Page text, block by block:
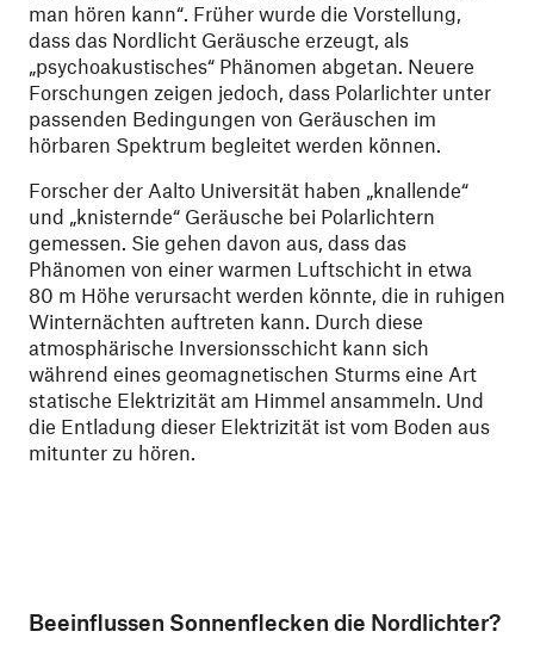
man hören kann“. Früher wurde die Vorstellung,
dass das Nordlicht Geräusche erzeugt, als
„psychoakustisches“ Phänomen abgetan. Neuere
Forschungen zeigen jedoch, dass Polarlichter unter
passenden Bedingungen von Geräuschen im
hörbaren Spektrum begleitet werden können.
Forscher der Aalto Universität haben „knallende“
und „knisternde“ Geräusche bei Polarlichtern
gemessen. Sie gehen davon aus, dass das
Phänomen von einer warmen Luftschicht in etwa
80 m Höhe verursacht werden könnte, die in ruhigen
Winternächten auftreten kann. Durch diese
atmosphärische Inversionsschicht kann sich
während eines geomagnetischen Sturms eine Art
statische Elektrizität am Himmel ansammeln. Und
die Entladung dieser Elektrizität ist vom Boden aus
mitunter zu hören.
Beeinflussen Sonnenflecken die Nordlichter?